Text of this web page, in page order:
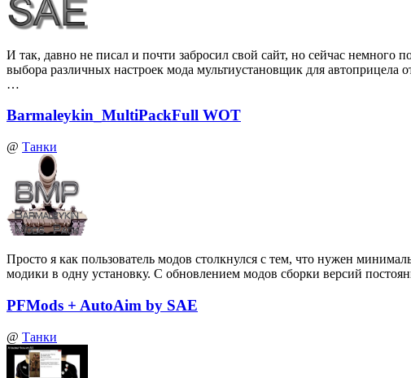
И так, давно не писал и почти забросил свой сайт, но сейчас
выбора различных настроек мода мультиустановщик для
…
Barmaleykin_MultiPackFull WOT
@ Танки
Просто я как пользователь модов столкнулся с тем, что нужен
модики в одну установку. С обновлением модов сборки версий
PFMods + AutoAim by SAE
@ Танки